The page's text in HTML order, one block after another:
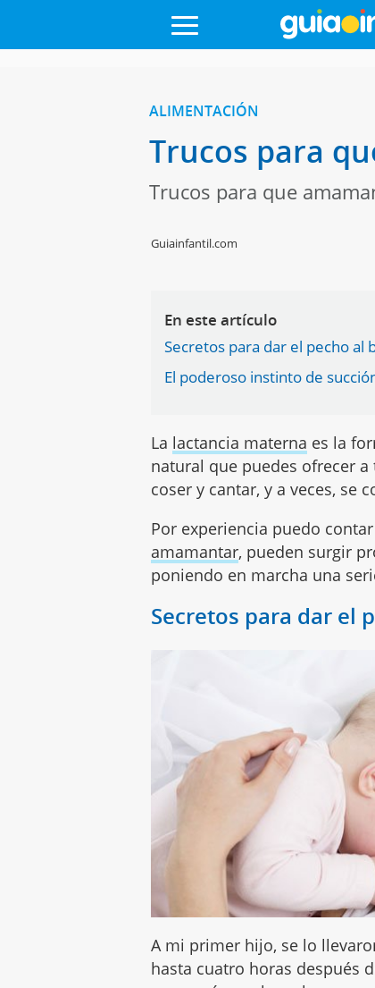
ALIMENTACIÓN
Trucos para
Trucos para que
Guiainfantil.com
En este artículo
Secretos para dar el pecho al
El poderoso instinto de
La lactancia materna es la
natural que puedes ofrecer
coser y cantar, y a veces, se
Por experiencia puedo
amamantar, pueden surgir
poniendo en marcha una
Secretos para dar el
A mi primer hijo, se lo
hasta cuatro horas después